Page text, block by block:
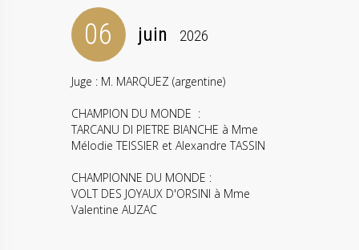
06 juin 2026
Juge : M. MARQUEZ (argentine)
CHAMPION DU MONDE :
TARCANU DI PIETRE BIANCHE à Mme
Mélodie TEISSIER et Alexandre TASSIN
CHAMPIONNE DU MONDE :
VOLT DES JOYAUX D'ORSINI à Mme
Valentine AUZAC